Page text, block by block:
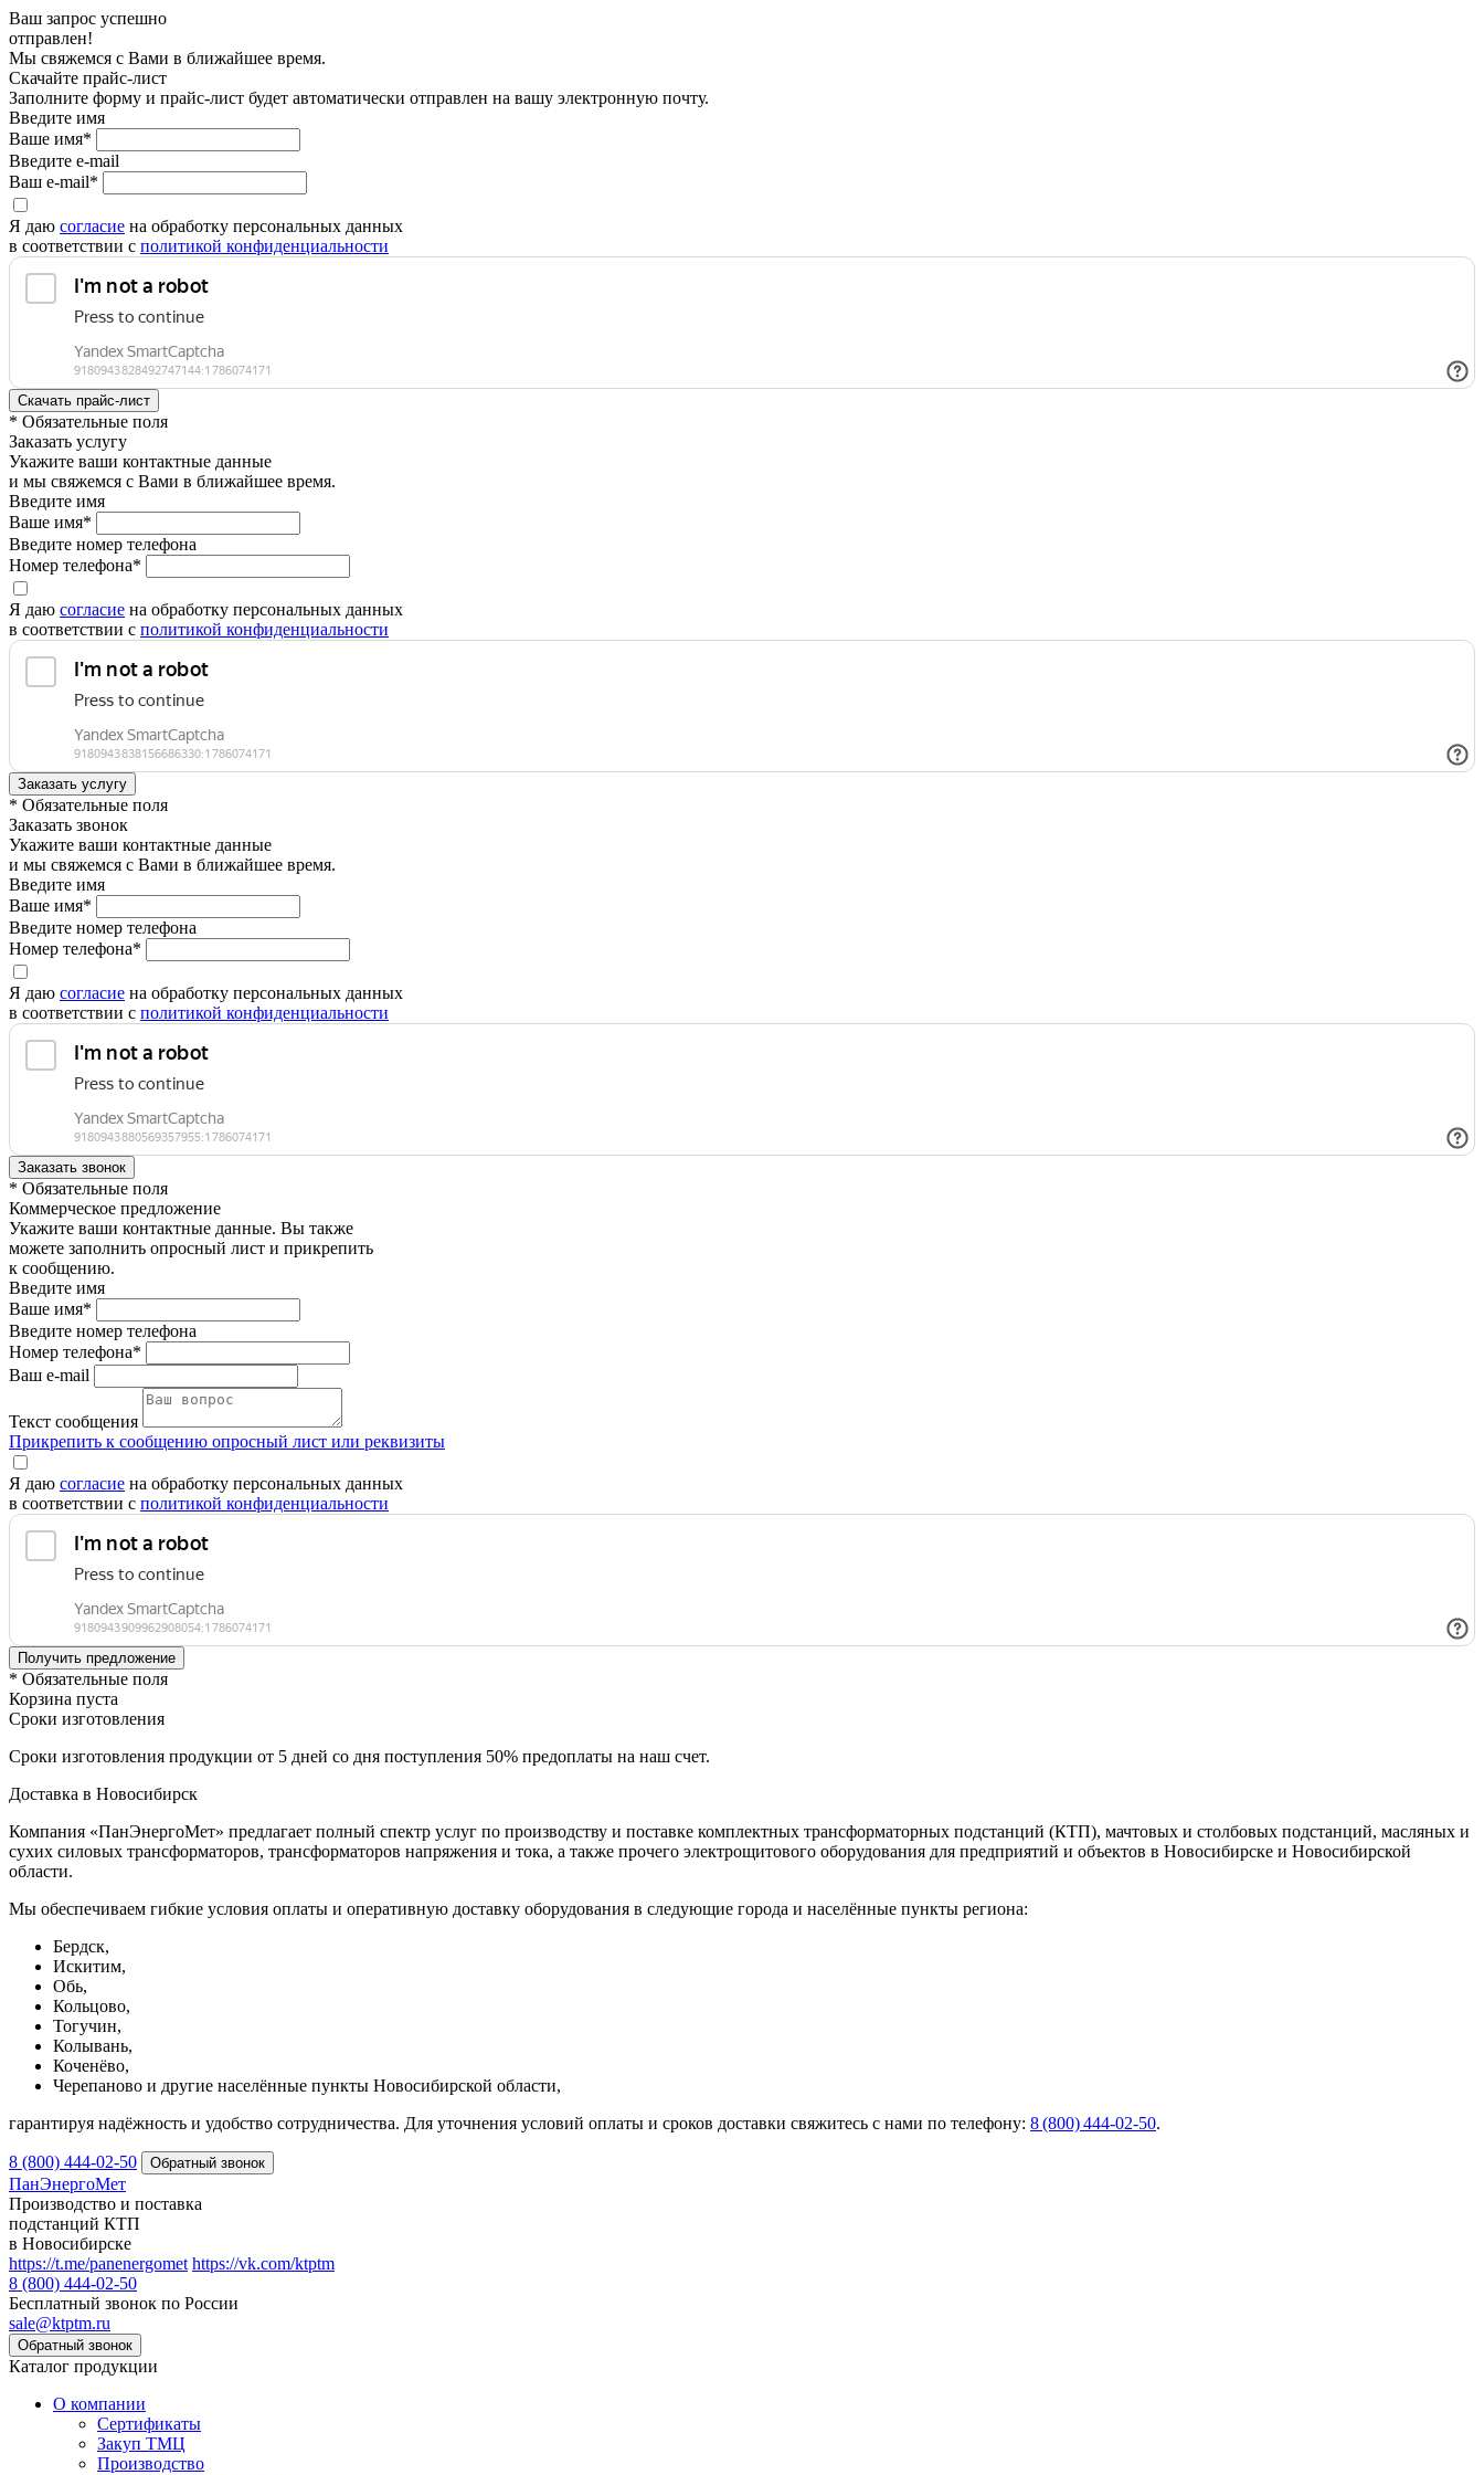
Ваш запрос успешно
отправлен!
Мы свяжемся с Вами в ближайшее время.
Скачайте прайс-лист
Заполните форму и прайс-лист будет автоматически отправлен на вашу электронную почту.
Введите имя
Ваше имя*
Введите e-mail
Ваш e-mail*
Я даю согласие на обработку персональных данных
в соответствии с политикой конфиденциальности
* Обязательные поля
Заказать услугу
Укажите ваши контактные данные
и мы свяжемся с Вами в ближайшее время.
Введите имя
Ваше имя*
Введите номер телефона
Номер телефона*
Я даю согласие на обработку персональных данных
в соответствии с политикой конфиденциальности
* Обязательные поля
Заказать звонок
Укажите ваши контактные данные
и мы свяжемся с Вами в ближайшее время.
Введите имя
Ваше имя*
Введите номер телефона
Номер телефона*
Я даю согласие на обработку персональных данных
в соответствии с политикой конфиденциальности
* Обязательные поля
Коммерческое предложение
Укажите ваши контактные данные. Вы также
можете заполнить опросный лист и прикрепить
к сообщению.
Введите имя
Ваше имя*
Введите номер телефона
Номер телефона*
Ваш e-mail
Текст сообщения
Прикрепить к сообщению опросный лист или реквизиты
Я даю согласие на обработку персональных данных
в соответствии с политикой конфиденциальности
* Обязательные поля
Корзина пуста
Сроки изготовления
Сроки изготовления продукции от 5 дней со дня поступления 50% предоплаты на наш счет.
Доставка в Новосибирск
Компания «ПанЭнергоМет» предлагает полный спектр услуг по производству и поставке комплектных трансформаторных подстанций (КТП), мачтовых и столбовых подстанций, масляных и
сухих силовых трансформаторов, трансформаторов напряжения и тока, а также прочего электрощитового оборудования для предприятий и объектов в Новосибирске и Новосибирской
области.
Мы обеспечиваем гибкие условия оплаты и оперативную доставку оборудования в следующие города и населённые пункты региона:
Бердск,
Искитим,
Обь,
Кольцово,
Тогучин,
Колывань,
Коченёво,
Черепаново и другие населённые пункты Новосибирской области,
гарантируя надёжность и удобство сотрудничества. Для уточнения условий оплаты и сроков доставки свяжитесь с нами по телефону: 8 (800) 444‑02‑50.
8 (800) 444-02-50
ПанЭнергоМет
Производство и поставка
подстанций КТП
в Новосибирске
https://t.me/panenergomet https://vk.com/ktptm
8 (800) 444-02-50
Бесплатный звонок по России
sale@ktptm.ru
Каталог продукции
О компании
Сертификаты
Закуп ТМЦ
Производство